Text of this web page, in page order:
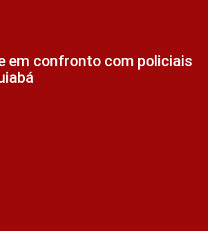
em confronto com policiais